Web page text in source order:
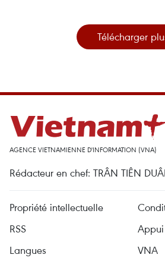
Télécharger
AGENCE VIETNAMIENNE D'INFORMATION (VNA)
Rédacteur en chef: TRÂN TIÊN
Propriété intellectuelle
RSS
Appui
Langues
VNA